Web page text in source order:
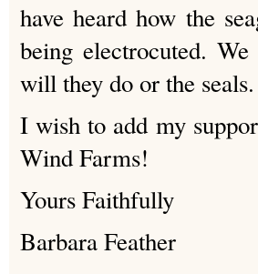
have heard how the
being electrocuted.
will they do or the seals.
I wish to add my
Wind Farms!
Yours Faithfully
Barbara Feather